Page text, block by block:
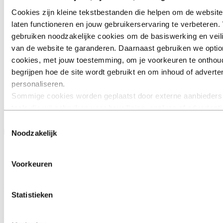
Cookies zijn kleine tekstbestanden die helpen om de
laten functioneren en jouw gebruikerservaring te verbeteren.
gebruiken noodzakelijke cookies om de basiswerking en
van de website te garanderen. Daarnaast gebruiken we
cookies, met jouw toestemming, om je voorkeuren te
begrijpen hoe de site wordt gebruikt en om inhoud of
personaliseren.
Sommige cookies worden geplaatst door externe
verzamelen, combineren met andere informatie die je aan
een third‑party cookie is de Verwerkingsverantwoordelijke
verzameld. In de lijst hieronder kun je zien welke derden dit
Noodzakelijk
Voorkeuren
Statistieken